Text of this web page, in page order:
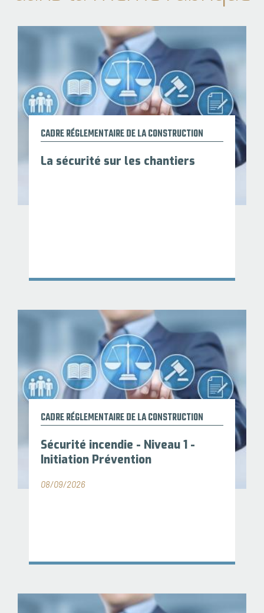
CADRE RÉGLEMENTAIRE DE LA CONSTRUCTION
La sécurité sur les chantiers
CADRE RÉGLEMENTAIRE DE LA CONSTRUCTION
Sécurité incendie - Niveau 1 -
Initiation Prévention
08/09/2026